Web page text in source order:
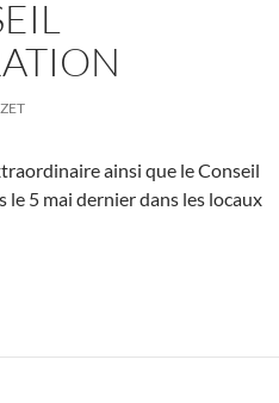
ainsi que le Conseil
5 mai dernier dans les locaux
Conseil d’Administration